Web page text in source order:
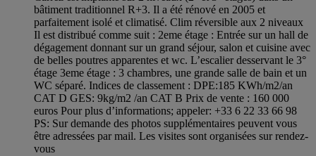
bâtiment traditionnel R+3. Il a été rénové en 2005 et
parfaitement isolé et climatisé. Clim réversible aux 2 niveaux
Il est distribué comme suit : 2eme étage : Entrée sur un hall de
dégagement donnant sur un grand séjour, salon et cuisine avec
de belles poutres apparentes et wc. L’escalier desservant le 3°
étage 3eme étage : 3 chambres, une grande salle de bain et un
WC séparé. Indices de classement : DPE:185 KWh/m2/an
CAT D GES: 9kg/m2 /an CAT B Prix de vente : 160 000
euros Pour plus d’informations; appeler: +33 6 22 33 66 98
PS: Sur demande des photos supplémentaires peuvent vous
être adressées par mail. Les visites sont organisées sur rendez-
vous